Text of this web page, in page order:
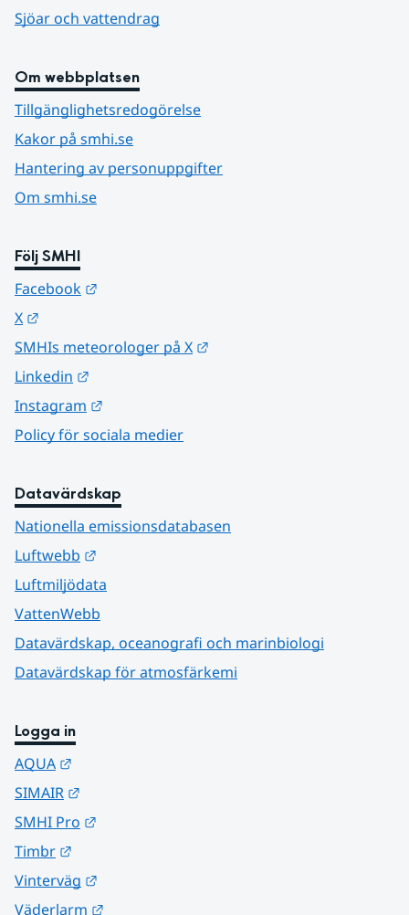
Sjöar och vattendrag
Om webbplatsen
Tillgänglighetsredogörelse
Kakor på smhi.se
Hantering av personuppgifter
Om smhi.se
Följ SMHI
Facebook
X
SMHIs meteorologer på X
Linkedin
Instagram
Policy för sociala medier
Datavärdskap
Nationella emissionsdatabasen
Luftwebb
Luftmiljödata
VattenWebb
Datavärdskap, oceanografi och marinbiologi
Datavärdskap för atmosfärkemi
Logga in
AQUA
SIMAIR
SMHI Pro
Timbr
Vinterväg
Väderlarm